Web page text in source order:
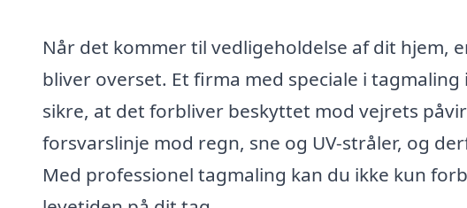
Når det kommer til vedligeholdelse af dit hjem,
bliver overset. Et firma med speciale i
sikre, at det forbliver beskyttet mod vejrets
forsvarslinje mod regn, sne og UV-stråler, og
Med professionel tagmaling kan du ikke kun